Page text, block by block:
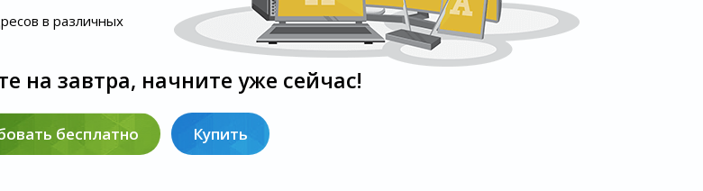
в различных
на завтра, начните уже сейчас!
бесплатно Купить